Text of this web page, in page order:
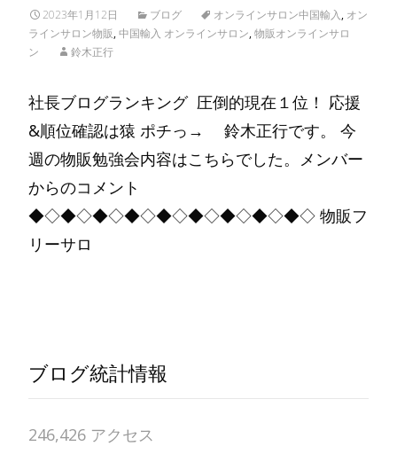
2023年1月12日 ブログ オンラインサロン中国輸入, オン
ラインサロン物販,中国輸入 オンラインサロン,物販オンラインサロ
ン
鈴木正行
社長ブログランキング 圧倒的現在１位！ 応援
&順位確認は猿 ポチっ→ 鈴木正行です。 今
週の物販勉強会内容はこちらでした。メンバー
からのコメント
◆◇◆◇◆◇◆◇◆◇◆◇◆◇◆◇◆◇ 物販フ
リーサロ
ブログ統計情報
246,426 アクセス